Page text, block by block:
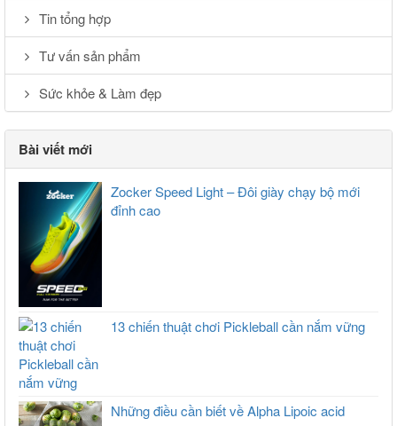
Tin tổng hợp
Tư vấn sản phẩm
Sức khỏe & Làm đẹp
Bài viết mới
Zocker Speed Light – Đôi giày chạy bộ mới
đỉnh cao
13 chiến thuật chơi Pickleball cần nắm vững
Những điều cần biết về Alpha Lipoic acid